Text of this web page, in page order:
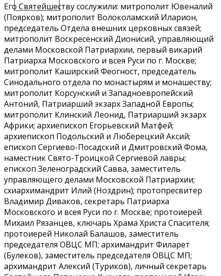
Его Святейшеству сослужили: митрополит Ювеналий
(Поярков); митрополит Волоколамский Иларион,
председатель Отдела внешних церковных связей;
митрополит Воскресенский Дионисий, управляющий
делами Московской Патриархии, первый викарий
Патриарха Московского и всея Руси по г. Москве;
митрополит Каширский Феогност, председатель
Синодального отдела по монастырям и монашеству;
митрополит Корсунский и Западноевропейский
Антоний, Патриарший экзарх Западной Европы;
митрополит Клинский Леонид, Патриарший экзарх
Африки; архиепископ Егорьевский Матфей;
архиепископ Подольский и Люберецкий Аксий;
епископ Сергиево-Посадский и Дмитровский Фома,
наместник Свято-Троицкой Сергиевой лавры;
епископ Зеленоградский Савва, заместитель
управляющего делами Московской Патриархии;
схиархимандрит Илий (Ноздрин); протопресвитер
Владимир Диваков, секретарь Патриарха
Московского и всея Руси по г. Москве; протоиерей
Михаил Рязанцев, ключарь Храма Христа Спасителя;
протоиерей Николай Балашов, заместитель
председателя ОВЦС МП; архимандрит Филарет
(Булеков), заместитель председателя ОВЦС МП;
архимандрит Алексий (Туриков), личный секретарь